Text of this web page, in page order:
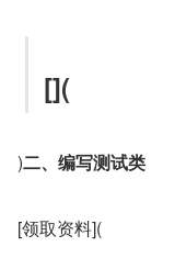
[](
)二、编写测试类
[领取资料](